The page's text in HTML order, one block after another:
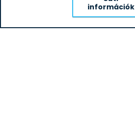
információk